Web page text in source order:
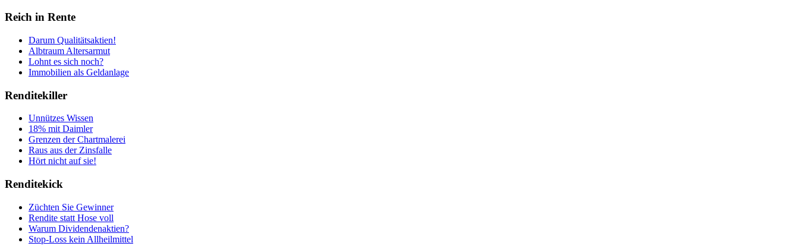
Reich in Rente
Darum Qualitätsaktien!
Albtraum Altersarmut
Lohnt es sich noch?
Immobilien als Geldanlage
Renditekiller
Unnützes Wissen
18% mit Daimler
Grenzen der Chartmalerei
Raus aus der Zinsfalle
Hört nicht auf sie!
Renditekick
Züchten Sie Gewinner
Rendite statt Hose voll
Warum Dividendenaktien?
Stop-Loss kein Allheilmittel